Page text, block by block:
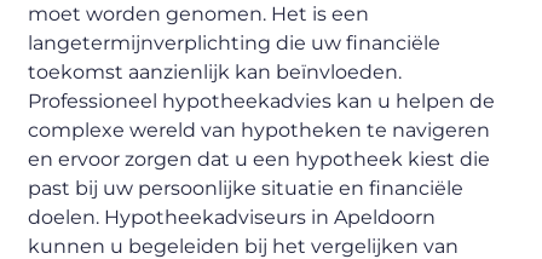
moet worden genomen. Het is een
langetermijnverplichting die uw financiële
toekomst aanzienlijk kan beïnvloeden.
Professioneel hypotheekadvies kan u helpen de
complexe wereld van hypotheken te navigeren
en ervoor zorgen dat u een hypotheek kiest die
past bij uw persoonlijke situatie en financiële
doelen. Hypotheekadviseurs in Apeldoorn
kunnen u begeleiden bij het vergelijken van